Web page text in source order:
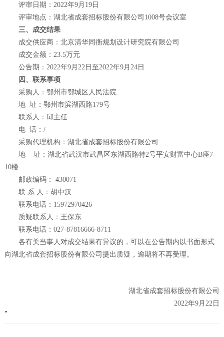
评审日期：2022年9月19日
评审地点： 湖北省成套招标股份有限公司1008号会议室
三、成交结果
成交供应商：北京清华同衡规划设计研究院有限公司
成交金额：23.5万元
公告期：2022年9月22日至2022年9月24日
四、联系事项
采购人：鄂州市鄂城区人民法院
地 址：鄂州市滨湖西路179号
联系人：邱主任
电 话：/
采购代理机构：湖北省成套招标股份有限公司
地 址：湖北省武汉市武昌区东湖西路特2号平安财富中心B座7-
10楼
邮政编码： 430071
联 系 人：胡中汉
联系电话：15972970426
质疑联系人：王保东
联系电话：027-87816666-8711
各有关当事人对成交结果有异议的，可以在公告期内以书面形式
向湖北省成套招标股份有限公司提出质疑，逾期将不再受理。
湖北省成套招标股份有限公司
2022年9月22日
"